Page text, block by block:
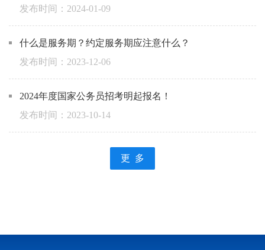
2024-01-09
什么是服务期？约定服务期应注意什么？
2023-12-06
2024年度国家公务员招考明起报名！
2023-10-14
更 多